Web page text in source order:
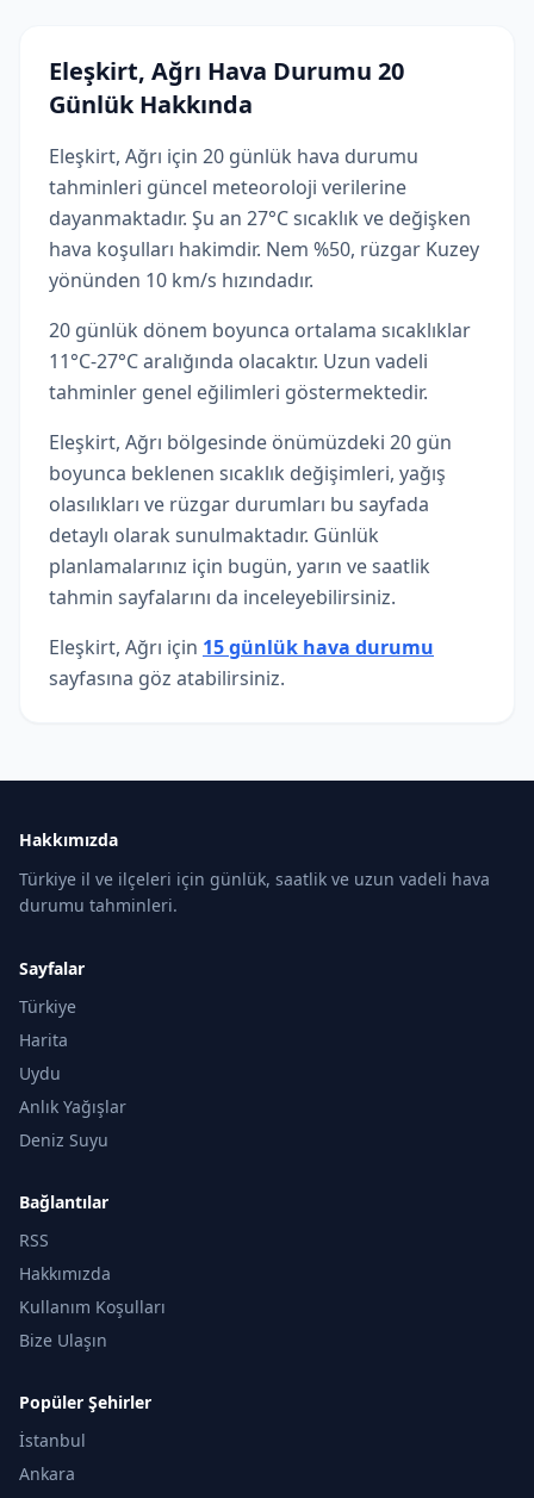
Eleşkirt, Ağrı Hava Durumu 20
Günlük Hakkında
Eleşkirt, Ağrı için 20 günlük hava durumu
tahminleri güncel meteoroloji verilerine
dayanmaktadır. Şu an 27°C sıcaklık ve değişken
hava koşulları hakimdir. Nem %50, rüzgar Kuzey
yönünden 10 km/s hızındadır.
20 günlük dönem boyunca ortalama sıcaklıklar
11°C-27°C aralığında olacaktır. Uzun vadeli
tahminler genel eğilimleri göstermektedir.
Eleşkirt, Ağrı bölgesinde önümüzdeki 20 gün
boyunca beklenen sıcaklık değişimleri, yağış
olasılıkları ve rüzgar durumları bu sayfada
detaylı olarak sunulmaktadır. Günlük
planlamalarınız için bugün, yarın ve saatlik
tahmin sayfalarını da inceleyebilirsiniz.
Eleşkirt, Ağrı için 15 günlük hava durumu
sayfasına göz atabilirsiniz.
Hakkımızda
Türkiye il ve ilçeleri için günlük, saatlik ve uzun vadeli hava
durumu tahminleri.
Sayfalar
Türkiye
Harita
Uydu
Anlık Yağışlar
Deniz Suyu
Bağlantılar
RSS
Hakkımızda
Kullanım Koşulları
Bize Ulaşın
Popüler Şehirler
İstanbul
Ankara